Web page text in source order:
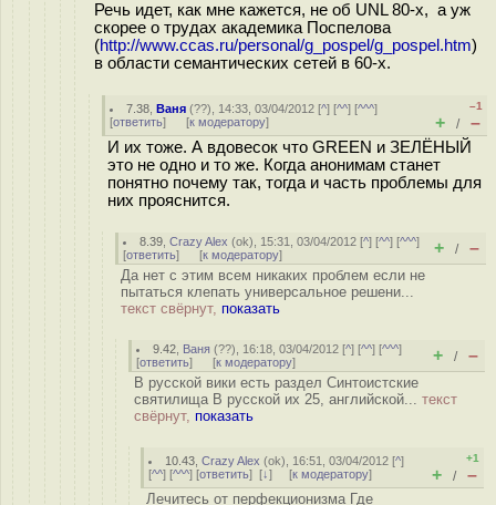
Речь идет, как мне кажется, не об UNL 80-х, а уж
скорее о трудах академика Поспелова
(http://www.ccas.ru/personal/g_pospel/g_pospel.htm)
в области семантических сетей в 60-х.
7.38 ,Ваня (??), 14:33, 03/04/2012 [^] [^^] [^^^]
[ответить] [к модератору]
–1
+ / –
И их тоже. А вдовесок что GREEN и ЗЕЛЁНЫЙ
это не одно и то же. Когда анонимам станет
понятно почему так, тогда и часть проблемы для
них прояснится.
8.39 ,Crazy Alex (ok), 15:31, 03/04/2012 [^] [^^] [^^^]
[ответить] [к модератору] + / –
Да нет с этим всем никаких проблем если не
пытаться клепать универсальное решени...
текст свёрнут, показать
9.42 Ваня (??), 16:18, 03/04/2012 [^] [^^] [^^^]
[ответить] [к модератору] + / –
В русской вики есть раздел Синтоистские
святилища В русской их 25, английской... текст
свёрнут, показать
10.43 ,Crazy Alex (ok), 16:51, 03/04/2012 [^]
[^^] [^^^] [ответить] [↓] [к модератору]
+1
+ / –
Лечитесь от перфекционизма Где